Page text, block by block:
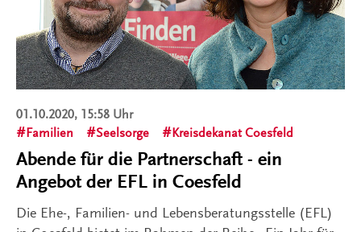
01.10.2020, 15:58 Uhr
Familien
Seelsorge Kreisdekanat Coesfeld
Abende für die Partnerschaft - ein
Angebot der EFL in Coesfeld
Die Ehe-, Familien- und Lebensberatungsstelle (EFL)